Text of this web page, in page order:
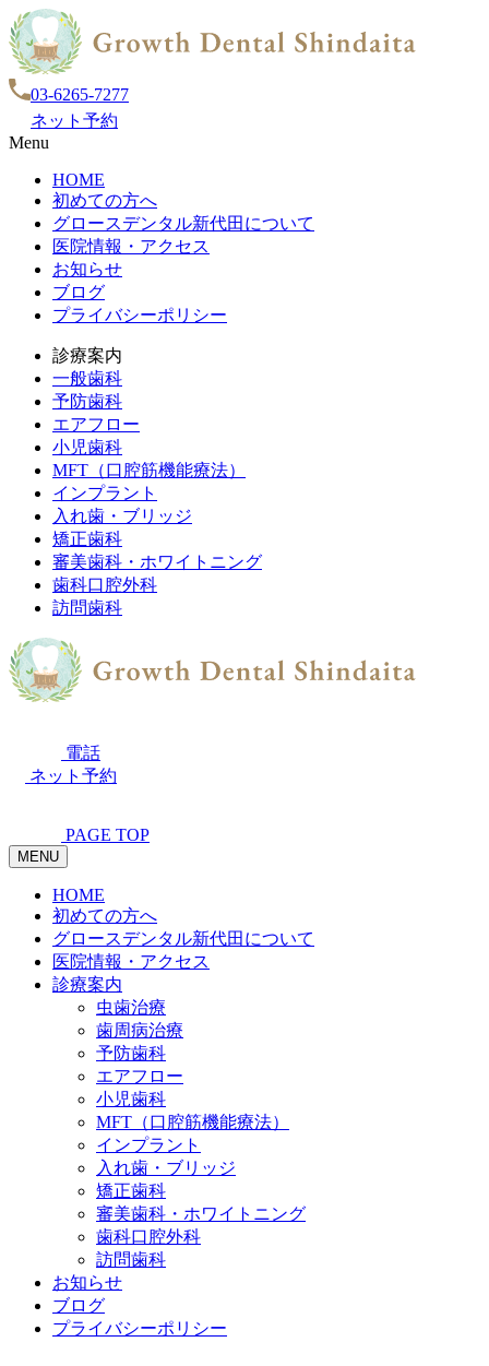
03-6265-7277
ネット予約
Menu
HOME
初めての方へ
グロースデンタル新代田について
医院情報・アクセス
お知らせ
ブログ
プライバシーポリシー
診療案内
一般歯科
予防歯科
エアフロー
小児歯科
MFT（口腔筋機能療法）
インプラント
入れ歯・ブリッジ
矯正歯科
審美歯科・ホワイトニング
歯科口腔外科
訪問歯科
電話
ネット予約
PAGE TOP
MENU
HOME
初めての方へ
グロースデンタル新代田について
医院情報・アクセス
診療案内
虫歯治療
歯周病治療
予防歯科
エアフロー
小児歯科
MFT（口腔筋機能療法）
インプラント
入れ歯・ブリッジ
矯正歯科
審美歯科・ホワイトニング
歯科口腔外科
訪問歯科
お知らせ
ブログ
プライバシーポリシー